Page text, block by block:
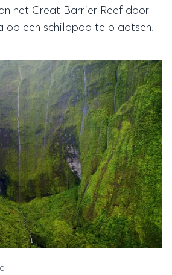
het Great Barrier Reef door
op een schildpad te plaatsen.